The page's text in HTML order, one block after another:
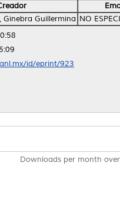
Ginebra Guillermina NO
id/eprint/923
Downloads per month